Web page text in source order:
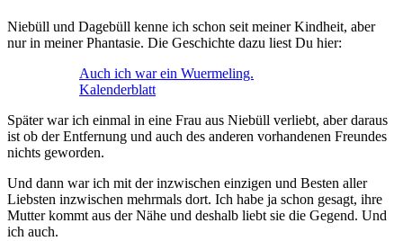
Niebüll und Dagebüll kenne ich schon seit meiner Kindheit, aber
nur in meiner Phantasie. Die Geschichte dazu liest Du hier:
Auch ich war ein Wuermeling.
Kalenderblatt
Später war ich einmal in eine Frau aus Niebüll verliebt, aber daraus
ist ob der Entfernung und auch des anderen vorhandenen Freundes
nichts geworden.
Und dann war ich mit der inzwischen einzigen und Besten aller
Liebsten inzwischen mehrmals dort. Ich habe ja schon gesagt, ihre
Mutter kommt aus der Nähe und deshalb liebt sie die Gegend. Und
ich auch.